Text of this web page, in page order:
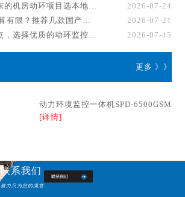
掌握三点核心，广东的机房动环项目选本地厂家事半功倍！
2026-07-24
2026年机房项目预算有限？推荐几款国产动环监控系统品牌
2026-07-21
以广东地区为切入点，选择优质的动环监控系统厂家
2026-07-15
更多 》》
动力环境监控一体机SPD-6500GSM
[详情]
联系我们
努力只为您的满意